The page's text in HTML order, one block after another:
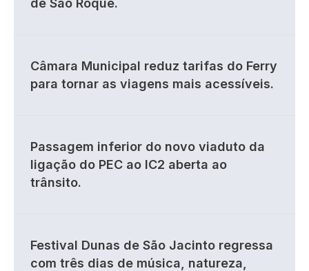
de São Roque.
Câmara Municipal reduz tarifas do Ferry
para tornar as viagens mais acessíveis.
Passagem inferior do novo viaduto da
ligação do PEC ao IC2 aberta ao
trânsito.
Festival Dunas de São Jacinto regressa
com três dias de música, natureza,